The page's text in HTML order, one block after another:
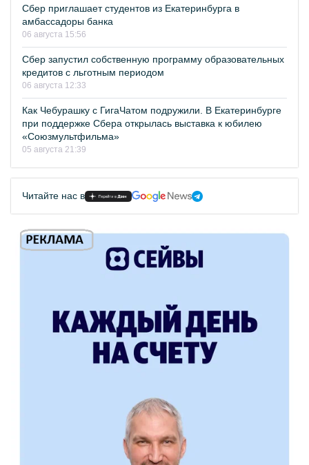
Сбер приглашает студентов из Екатеринбурга в
амбассадоры банка
06 августа 15:56
Сбер запустил собственную программу образовательных
кредитов с льготным периодом
06 августа 12:33
Как Чебурашку с ГигаЧатом подружили. В Екатеринбурге
при поддержке Сбера открылась выставка к юбилею
«Союзмультфильма»
05 августа 21:39
Читайте нас в